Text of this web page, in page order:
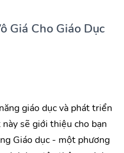
Giá Cho Giáo Dục
giáo dục và phát triển
sẽ giới thiệu cho bạn
Giáo dục - một phương